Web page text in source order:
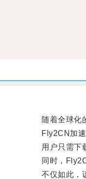
随着全球化的
Fly2CN加速
用户只需下载
同时，
不仅如此，该